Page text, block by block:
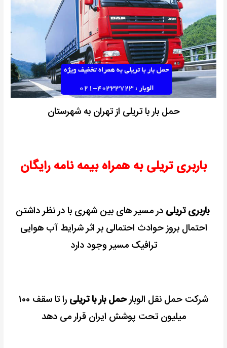
حمل بار با تریلی از تهران به شهرستان
باربری تریلی به همراه بیمه نامه رایگان
باربری تریلی در مسیر های بین شهری با در نظر داشتن
احتمال بروز حوادث احتمالی بر اثر شرایط آب هوایی
ترافیک مسیر وجود دارد
شرکت حمل نقل الوبارحمل بار با تریلی
را تا سقف ۱۰۰
میلیون تحت پوشش ایران قرارمی دهد